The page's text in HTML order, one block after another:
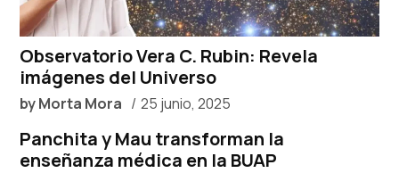
Observatorio Vera C. Rubin: Revela
imágenes del Universo
byMorta Mora 25 junio, 2025
Panchita y Mau transforman la
enseñanza médica en la BUAP